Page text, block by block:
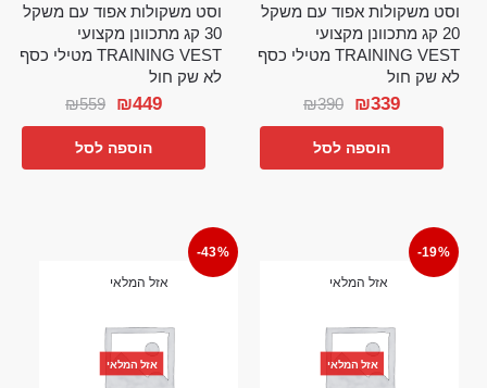
וסט משקולות אפוד עם משקל
20 קג מתכוונן מקצועי
TRAINING VEST מטילי כסף
לא שק חול
₪390 ₪339
הוספה לסל
וסט משקולות אפוד עם משקל
30 קג מתכוונן מקצועי
TRAINING VEST מטילי כסף
לא שק חול
₪559 ₪449
הוספה לסל
-19%
אזל המלאי
אזל המלאי
-43%
אזל המלאי
אזל המלאי